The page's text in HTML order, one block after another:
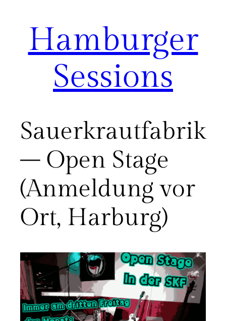
springenHamburger
Sessions
Sauerkrautfabrik
– Open Stage
(Anmeldung vor
Ort, Harburg)